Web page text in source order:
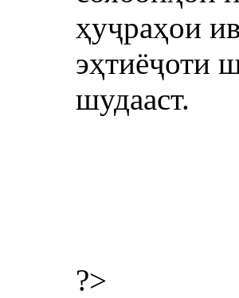
ҳуҷраҳои
эҳтиёҷоти
шудааст.
?>